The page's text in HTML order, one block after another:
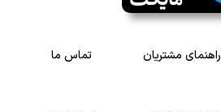
راهنمای مشتریان تماس ما